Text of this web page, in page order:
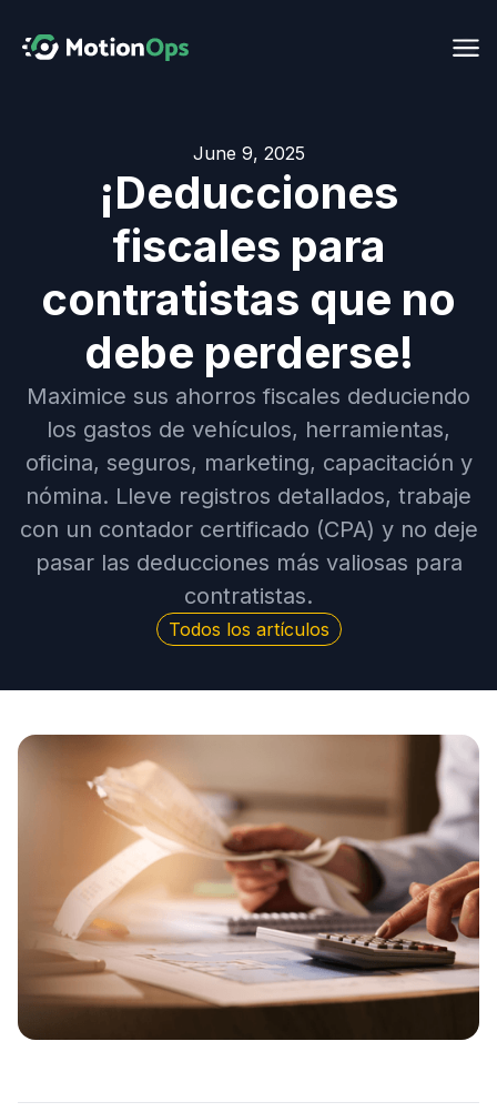
June 9, 2025
¡Deducciones
fiscales para
contratistas que no
debe perderse!
Maximice sus ahorros fiscales deduciendo
los gastos de vehículos, herramientas,
oficina, seguros, marketing, capacitación y
nómina. Lleve registros detallados, trabaje
con un contador certificado (CPA) y no deje
pasar las deducciones más valiosas para
contratistas.
Todos los artículos